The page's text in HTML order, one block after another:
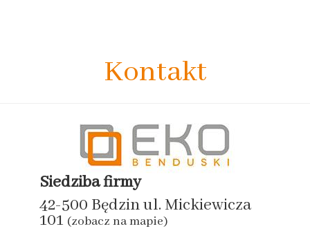
Kontakt
Siedziba firmy
42-500 Będzin ul. Mickiewicza
101 (zobacz na mapie)